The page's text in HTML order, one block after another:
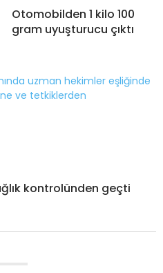
Otomobilden 1 kilo 100
gram uyuşturucu çıktı
kontrolünden geçti